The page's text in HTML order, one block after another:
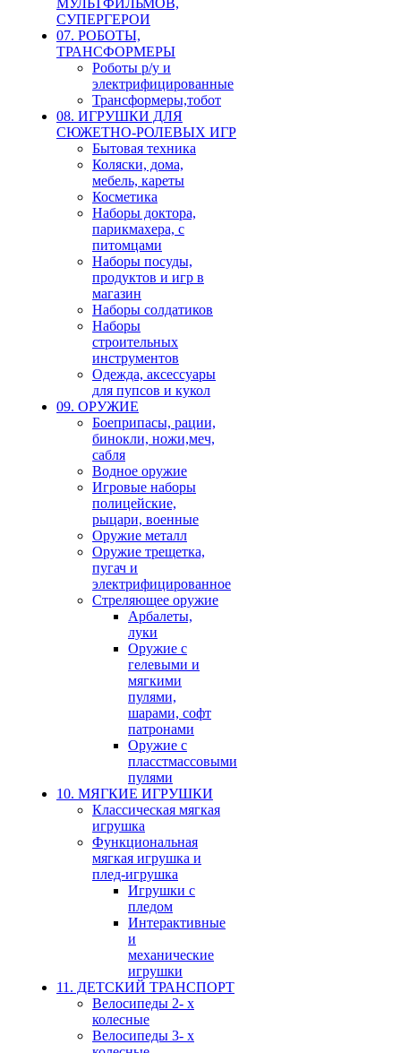
СУПЕРГЕРОИ
07. РОБОТЫ,
ТРАНСФОРМЕРЫ
Роботы р/у и
электрифицированные
Трансформеры,тобот
08. ИГРУШКИ ДЛЯ
СЮЖЕТНО-РОЛЕВЫХ ИГР
Бытовая техника
Коляски, дома,
мебель, кареты
Косметика
Наборы доктора,
парикмахера, с
питомцами
Наборы посуды,
продуктов и игр в
магазин
Наборы солдатиков
Наборы
строительных
инструментов
Одежда, аксессуары
для пупсов и кукол
09. ОРУЖИЕ
Боеприпасы, рации,
бинокли, ножи,меч,
сабля
Водное оружие
Игровые наборы
полицейские,
рыцари, военные
Оружие металл
Оружие трещетка,
пугач и
электрифицированное
Стреляющее оружие
Арбалеты,
луки
Оружие с
гелевыми и
мягкими
пулями,
шарами, софт
патронами
Оружие с
пласстмассовыми
пулями
10. МЯГКИЕ ИГРУШКИ
Классическая мягкая
игрушка
Функциональная
мягкая игрушка и
плед-игрушка
Игрушки с
пледом
Интерактивные
и
механические
игрушки
11. ДЕТСКИЙ ТРАНСПОРТ
Велосипеды 2- х
колесные
Велосипеды 3- х